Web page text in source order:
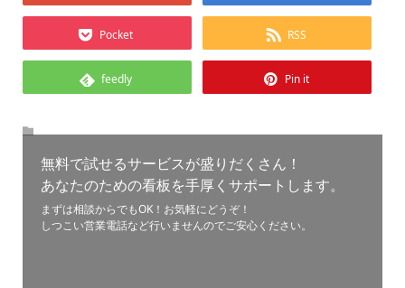
Pocket RSS
feedly Pin it
無料で試せるサービスが盛りだくさん！
あなたのための看板を手厚くサポートします。
まずは相談からでもOK！お気軽にどうぞ！
しつこい営業電話など行いませんのでご安心ください。